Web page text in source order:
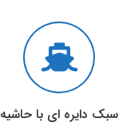
سبک دایره ای با حاشیه